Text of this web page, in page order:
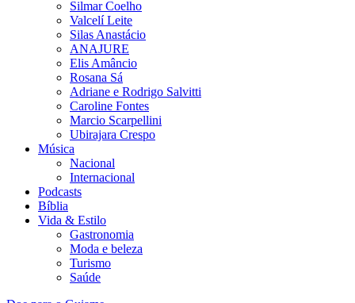
Silmar Coelho
Valcelí Leite
Silas Anastácio
ANAJURE
Elis Amâncio
Rosana Sá
Adriane e Rodrigo Salvitti
Caroline Fontes
Marcio Scarpellini
Ubirajara Crespo
Música
Nacional
Internacional
Podcasts
Bíblia
Vida & Estilo
Gastronomia
Moda e beleza
Turismo
Saúde